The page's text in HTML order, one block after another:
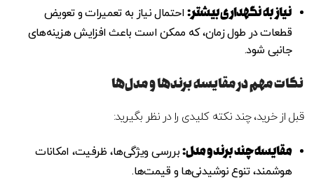
نیاز به نگهداری بیشتر:احتمال نیاز به تعمیرات و تعویض
قطعات در طول زمان، که ممکن است باعث افزایش هزینه‌های
جانبی شود.
نکات مهم در مقایسه برندها و مدل‌ها
قبل از خرید، چند نکته کلیدی را در نظر بگیرید:
مقایسه چند برند و مدل:بررسی ویژگی‌ها، ظرفیت، امکانات
هوشمند، تنوع نوشیدنی‌ها و قیمت‌ها.